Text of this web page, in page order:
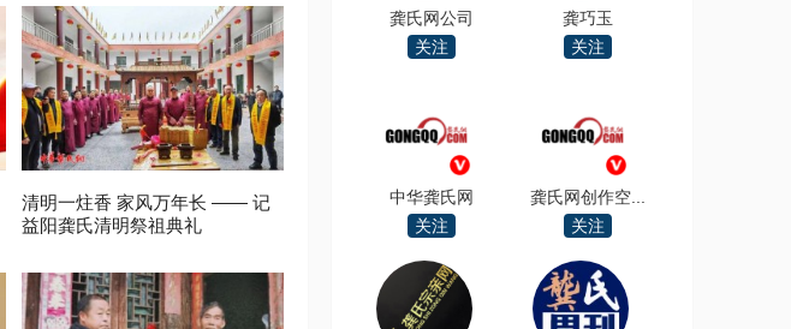
清明一炷香 家风万年长 —— 记
益阳龚氏清明祭祖典礼
龚氏网公司
关注
龚巧玉
关注
中华龚氏网
关注
龚氏网创作空...
关注